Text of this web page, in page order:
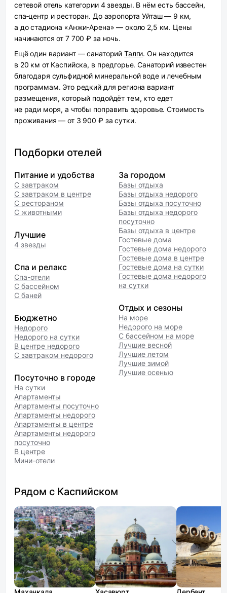
сетевой отель категории 4 звезды. В нём есть бассейн,
спа‑центр и ресторан. До аэропорта Уйташ — 9 км,
а до стадиона «Анжи‑Арена» — около 2,5 км. Цены
начинаются от 7 700 ₽ за ночь.
Ещё один вариант — санаторий Талги. Он находится
в 20 км от Каспийска, в предгорье. Санаторий известен
благодаря сульфидной минеральной воде и лечебным
программам. Это редкий для региона вариант
размещения, который подойдёт тем, кто едет
не ради моря, а чтобы поправить здоровье. Стоимость
проживания — от 3 900 ₽ за сутки.
Подборки отелей
Питание и удобства
С завтраком
С завтраком в центре
С рестораном
С животными
Лучшие
4 звезды
Спа и релакс
Спа-отели
С бассейном
С баней
Бюджетно
Недорого
Недорого на сутки
В центре недорого
С завтраком недорого
Посуточно в городе
На сутки
Апартаменты
Апартаменты посуточно
Апартаменты недорого
Апартаменты в центре
Апартаменты недорого
посуточно
В центре
Мини-отели
За городом
Базы отдыха
Базы отдыха недорого
Базы отдыха посуточно
Базы отдыха недорого
посуточно
Базы отдыха в центре
Гостевые дома
Гостевые дома недорого
Гостевые дома в центре
Гостевые дома на сутки
Гостевые дома недорого
на сутки
Отдых и сезоны
На море
Недорого на море
С бассейном на море
Лучшие весной
Лучшие летом
Лучшие зимой
Лучшие осенью
Рядом с Каспийском